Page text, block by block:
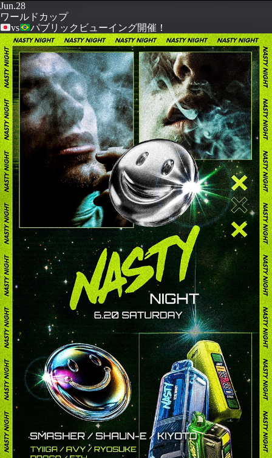
Jun.28
ワールドカップ
vs
パブリックビューイング開催！